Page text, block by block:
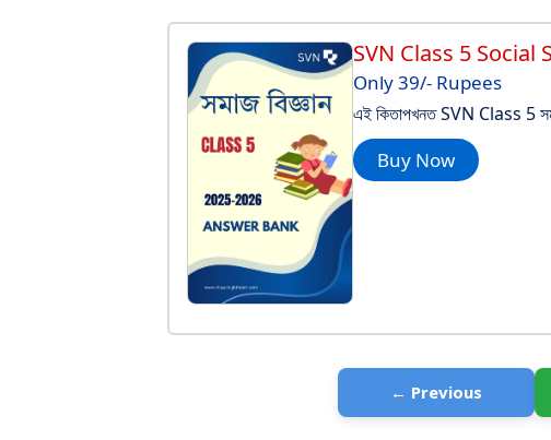
SVN Class 5 Social
Only 39/- Rupees
এই কিতাপখনত SVN Class 5
Buy Now
← Previous